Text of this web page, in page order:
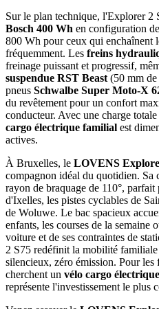
Sur le plan technique, l'Explorer 2
Bosch 400 Wh en configuration
800 Wh pour ceux qui enchaînent
fréquemment. Les freins
freinage puissant et progressif,
suspendue RST Beast(50 mm de
pneus Schwalbe Super Moto-X
du revêtement pour un confort
conducteur. Avec une charge
cargo électrique familial est
actives.
À Bruxelles, le LOVENS
compagnon idéal du quotidien. Sa
rayon de braquage de 110°,
d'Ixelles, les pistes cyclables de
de Woluwe. Le bac spacieux
enfants, les courses de la
voiture et de ses contraintes de
2 S75 redéfinit la mobilité
silencieux, zéro émission. Pour
cherchent un vélo cargo
représente l'investissement le plus